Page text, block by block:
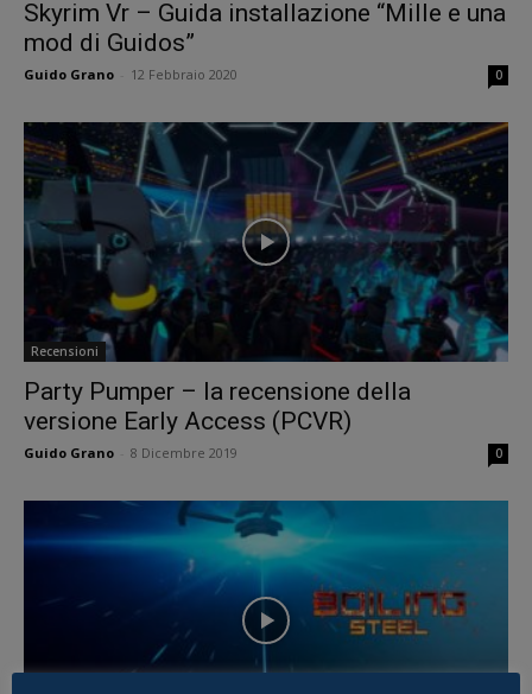
Skyrim Vr – Guida installazione “Mille e una
mod di Guidos”
Guido Grano 12 Febbraio 2020 0
Recensioni
Party Pumper – la recensione della
versione Early Access (PCVR)
Guido Grano 8 Dicembre 2019 0